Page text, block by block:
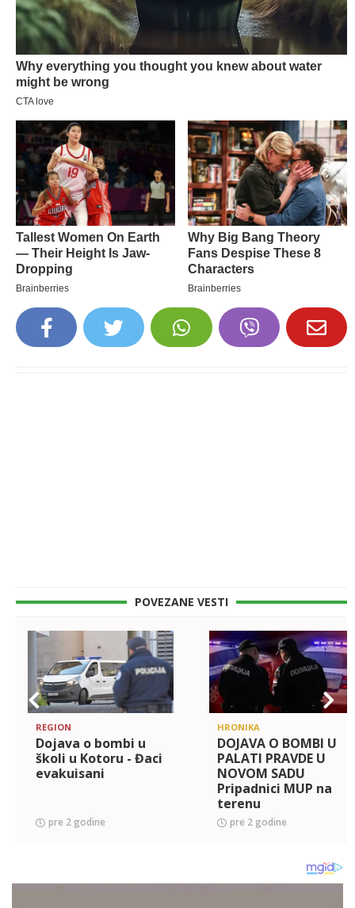
POVEZANE VESTI
REGION
Dojava o bombi u
školi u Kotoru - Đaci
evakuisani
pre 2 godine
HRONIKA
DOJAVA O BOMBI U
PALATI PRAVDE U
NOVOM SADU
Pripadnici MUP na
terenu
pre 2 godine